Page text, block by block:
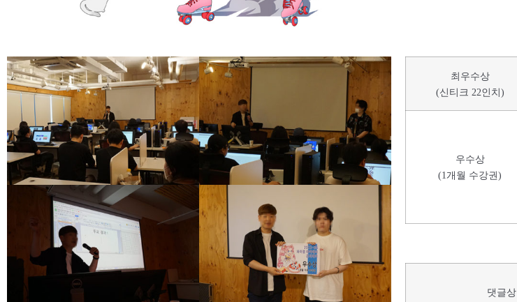
최우수상
(신티크 22인치)
우수상
(1개월 수강권)
댓글상